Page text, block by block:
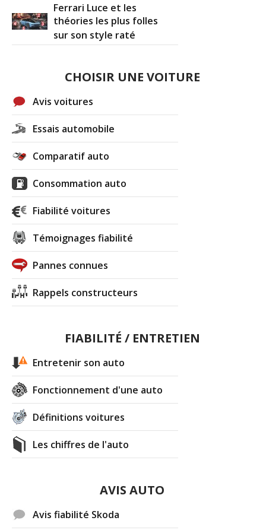
Ferrari Luce et les
théories les plus folles
sur son style raté
CHOISIR UNE VOITURE
Avis voitures
Essais automobile
Comparatif auto
Consommation auto
Fiabilité voitures
Témoignages fiabilité
Pannes connues
Rappels constructeurs
FIABILITÉ / ENTRETIEN
Entretenir son auto
Fonctionnement d'une auto
Définitions voitures
Les chiffres de l'auto
AVIS AUTO
Avis fiabilité Skoda